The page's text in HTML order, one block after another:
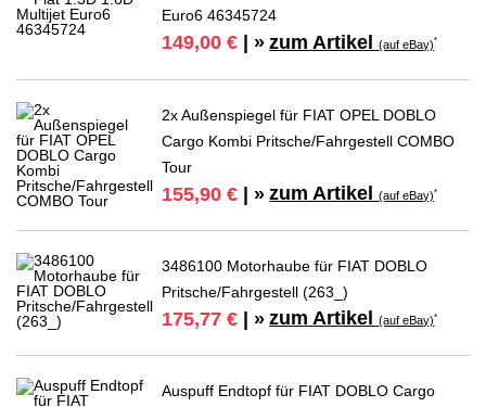
Euro6 46345724
149,00 € | » zum Artikel(auf eBay)*
2x Außenspiegel für FIAT OPEL DOBLO
Cargo Kombi Pritsche/Fahrgestell COMBO
Tour
155,90 € | » zum Artikel(auf eBay)*
3486100 Motorhaube für FIAT DOBLO
Pritsche/Fahrgestell (263_)
175,77 € | » zum Artikel(auf eBay)*
Auspuff Endtopf für FIAT DOBLO Cargo